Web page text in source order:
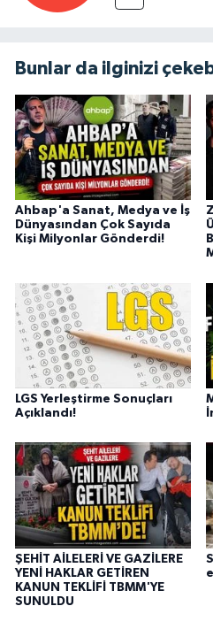
Bunlar da ilginizi
Ahbap'a Sanat, Medya ve İş
Dünyasından Çok Sayıda
Kişi Milyonlar Gönderdi!
LGS Yerleştirme Sonuçları
Açıklandı!
ŞEHİT AİLELERİ VE GAZİLERE
YENİ HAKLAR GETİREN
KANUN TEKLİFİ TBMM'YE
SUNULDU